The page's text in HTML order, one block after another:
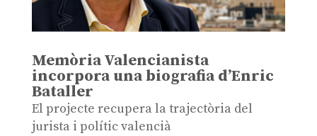
Memòria Valencianista
incorpora una biografia d’Enric
Bataller
El projecte recupera la trajectòria del
jurista i polític valencià